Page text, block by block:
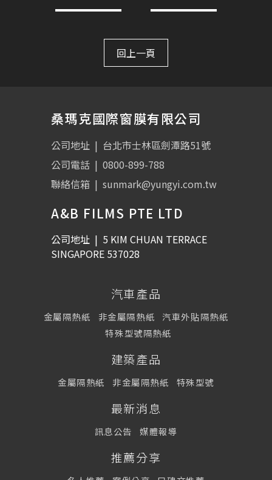
回上一頁
桑瑪克國際窗膜有限公司
公司地址 | 台北市士林區劍潭路51號
公司電話 | 0800-899-788
聯絡信箱 | sunmark@yungyi.com.tw
A&B FILMS PTE LTD
公司地址 | 5 KIM CHUAN TERRACE
SINGAPORE 537028
汽車產品
金屬隔熱紙 非金屬隔熱紙
汽車外貼隔熱紙
特殊型號隔熱紙
建築產品
金屬隔熱紙 非金屬隔熱紙 特殊型號
最新消息
訊息公告 媒體報導
推薦分享